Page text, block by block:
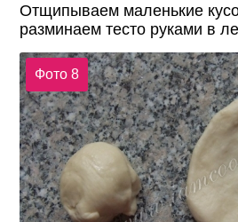
Отщипываем маленькие
разминаем тесто руками в
Фото 8